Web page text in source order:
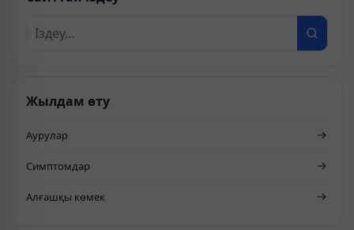
Жылдам өту
Аурулар
Симптомдар
Алғашқы көмек